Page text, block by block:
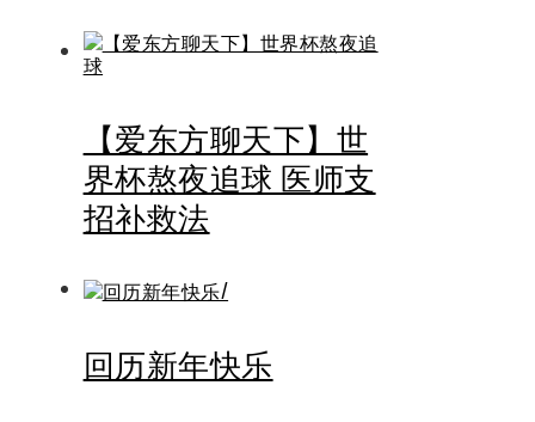
【爱东方聊天下】世
界杯熬夜追球 医师支
招补救法
回历新年快乐